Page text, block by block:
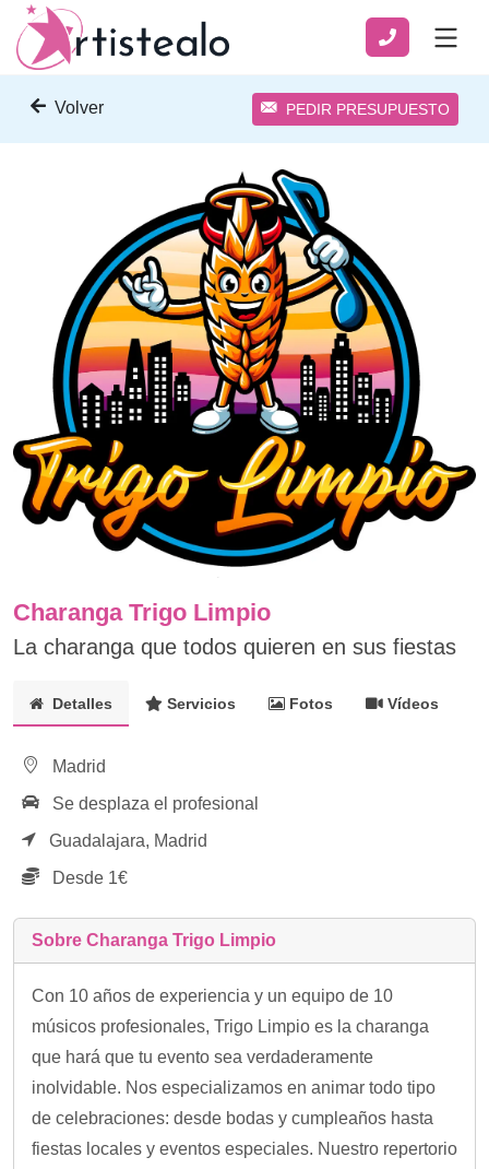
Volver PEDIR PRESUPUESTO
Charanga Trigo Limpio
La charanga que todos quieren en sus fiestas
Detalles Servicios Fotos Vídeos
Madrid
Se desplaza el profesional
Guadalajara, Madrid
Desde 1€
Sobre Charanga Trigo Limpio
Con 10 años de experiencia y un equipo de 10
músicos profesionales, Trigo Limpio es la charanga
que hará que tu evento sea verdaderamente
inolvidable. Nos especializamos en animar todo tipo
de celebraciones: desde bodas y cumpleaños hasta
fiestas locales y eventos especiales. Nuestro repertorio